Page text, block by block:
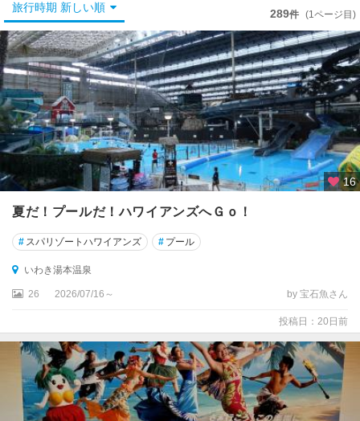
福
島
す
べ
て
福
島
・
坂
温
泉
土
岳
旅行時期 新しい順 289件 (1ページ目)
16
夏だ！プールだ！ハワイアンズへＧｏ！
# スパリゾートハワイアンズ # プール
いわき湯本温泉
26 2026/07/16～ by 宝石魚さん
投稿日：20日前